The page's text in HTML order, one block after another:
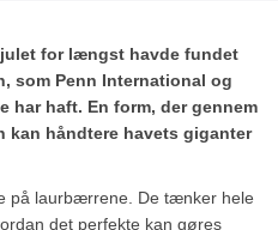
for længst havde fundet
som Penn International og
har haft. En form, der gennem
kan håndtere havets giganter
på laurbærrene. De tænker hele
det perfekte kan gøres